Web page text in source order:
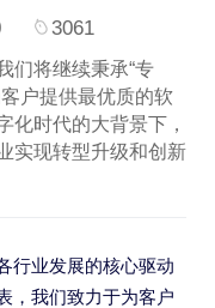
3061
们将继续秉承“专
户提供最优质的软
化时代的大背景下，
实现转型升级和创新
行业发展的核心驱动
，我们致力于为客户